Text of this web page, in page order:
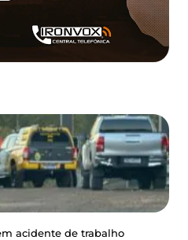
acidente de trabalho